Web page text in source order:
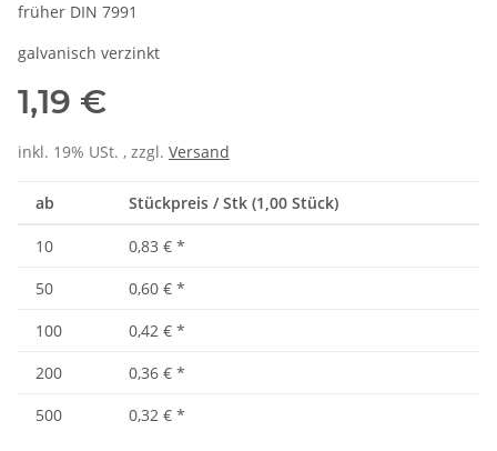
früher DIN 7991
galvanisch verzinkt
1,19 €
inkl. 19% USt. , zzgl. Versand
ab Stückpreis / Stk (1,00 Stück)
10 0,83 € *
50
0,60 € *
100
0,42 € *
200
0,36 € *
500
0,32 € *